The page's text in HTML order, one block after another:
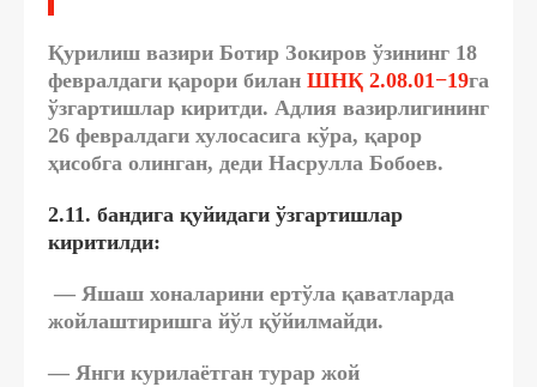
Қурилиш вазири Ботир Зокиров ўзининг 18
февралдаги қарори билан ШНҚ 2.08.01−19га
ўзгартишлар киритди. Адлия вазирлигининг
26 февралдаги хулосасига кўра, қарор
ҳисобга олинган, деди Насрулла Бобоев.
2.11. бандига қуйидаги ўзгартишлар
киритилди:
— Яшаш хоналарини ертўла қаватларда
жойлаштиришга йўл қўйилмайди.
— Янги курилаётган турар жой